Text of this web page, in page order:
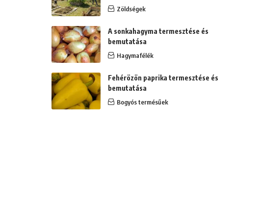
Zöldségek
A sonkahagyma termesztése és
bemutatása
Hagymafélék
Fehérözön paprika termesztése és
bemutatása
Bogyós termésűek